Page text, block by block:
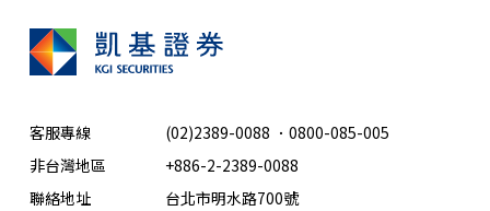
客服專線 (02)2389-0088 ． 0800-085-005
非台灣地區
+886-2-2389-0088
聯絡地址
台北市明水路700號